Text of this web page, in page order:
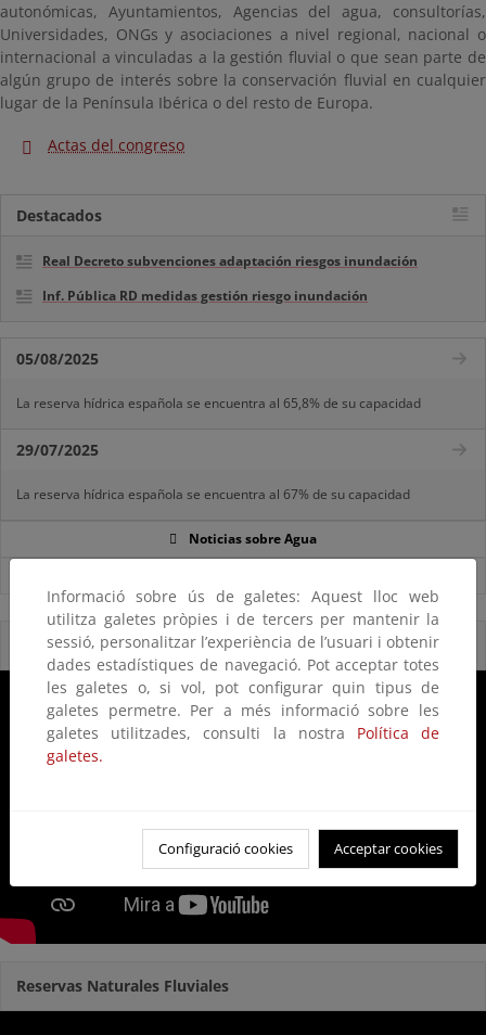
autonómicas, Ayuntamientos, Agencias del agua, consultorías,
Universidades, ONGs y asociaciones a nivel regional, nacional o
internacional a vinculadas a la gestión fluvial o que sean parte de
algún grupo de interés sobre la conservación fluvial en cualquier
lugar de la Península Ibérica o del resto de Europa.
Actas del congreso
Destacados
Real Decreto subvenciones adaptación riesgos inundación
Inf. Pública RD medidas gestión riesgo inundación
05/08/2025
La reserva hídrica española se encuentra al 65,8% de su capacidad
29/07/2025
La reserva hídrica española se encuentra al 67% de su capacidad
Noticias sobre Agua
Reservas Naturales Fluviales 2020
Reservas Naturales Fluviales
Informació sobre ús de galetes: Aquest lloc web
utilitza galetes pròpies i de tercers per mantenir la
sessió, personalitzar l’experiència de l’usuari i obtenir
dades estadístiques de navegació. Pot acceptar totes
les galetes o, si vol, pot configurar quin tipus de
galetes permetre. Per a més informació sobre les
galetes utilitzades, consulti la nostra Política de
galetes.
Configuració cookies Acceptar cookies